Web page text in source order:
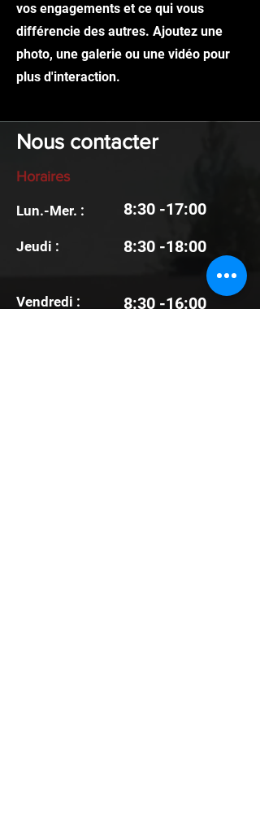
vos engagements et ce qui vous
différencie des autres. Ajoutez une
photo, une galerie ou une vidéo pour
plus d'interaction.
Nous contacter
Horaires
Lun.-Mer. : 8:30 -17:00
Jeudi : 8:30 -18:00
Vendredi : 8:30 -16:00